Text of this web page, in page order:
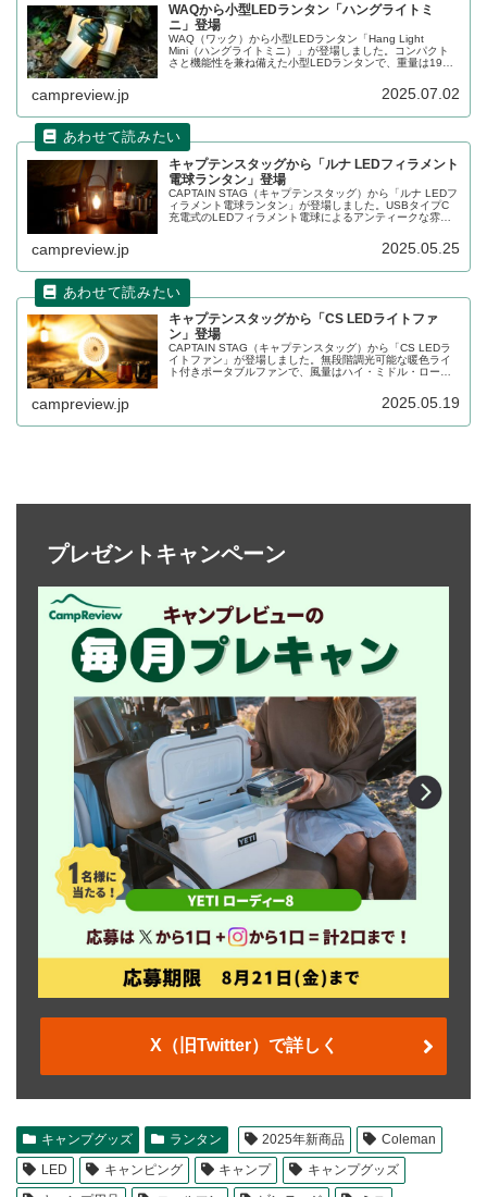
WAQから小型LEDランタン「ハングライトミ
ニ」登場
WAQ（ワック）から小型LEDランタン「Hang Light
Mini（ハングライトミニ）」が登場しました。コンパクト
さと機能性を兼ね備えた小型LEDランタンで、重量は195g
な使い方が可能です。詳細をレビューします。
campreview.jp 2025.07.02
キャプテンスタッグから「ルナ LEDフィラメント
電球ランタン」登場
CAPTAIN STAG（キャプテンスタッグ）から「ルナ LEDフ
ィラメント電球ランタン」が登場しました。USBタイプC
充電式のLEDフィラメント電球によるアンティークな雰囲
campreview.jp 2025.05.25
キャプテンスタッグから「CS LEDライトファ
ン」登場
CAPTAIN STAG（キャプテンスタッグ）から「CS LEDラ
イトファン」が登場しました。無段階調光可能な暖色ライ
ト付きポータブルファンで、風量はハイ・ミドル・ローの3
いろいろな場面で役立つアイテムです。詳細をレビューし
campreview.jp 2025.05.19
プレゼントキャンペーン
X（旧Twitter）で詳しく
キャンプグッズ ランタン 2025年新商品
Coleman
LED
キャンピング キャンプ
キャンプグッズ